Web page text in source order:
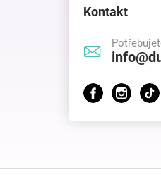
Kontakt